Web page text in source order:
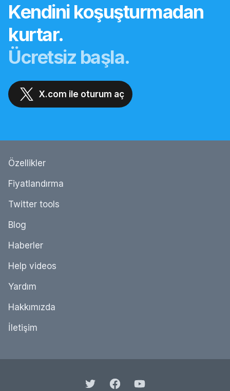
Kendini koşuşturmadan
kurtar.
Ücretsiz başla.
X.com ile oturum aç
Özellikler
Fiyatlandırma
Twitter tools
Blog
Haberler
Help videos
Yardım
Hakkımızda
İletişim